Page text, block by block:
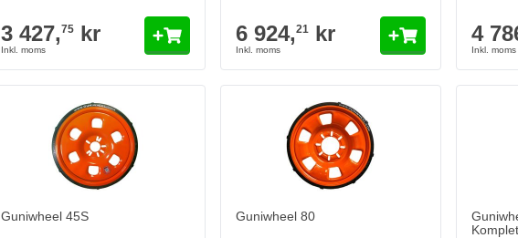
3 427,75kr 6 924,21 kr 4
Guniwheel 45S Guniwheel 80